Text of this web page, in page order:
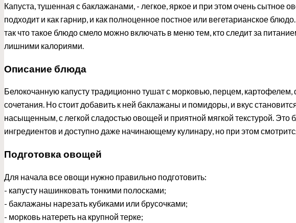
Капуста, тушенная с баклажанами, - легкое, яркое и при этом очень сытное
подходит и как гарнир, и как полноценное постное или вегетарианское
так что такое блюдо смело можно включать в меню тем, кто следит за
лишними калориями.
Описание блюда
Белокочанную капусту традиционно тушат с морковью, перцем,
сочетания. Но стоит добавить к ней баклажаны и помидоры, и вкус
насыщенным, с легкой сладостью овощей и приятной мягкой текстурой. Это
ингредиентов и доступно даже начинающему кулинару, но при этом
Подготовка овощей
Для начала все овощи нужно правильно подготовить:
- капусту нашинковать тонкими полосками;
- баклажаны нарезать кубиками или брусочками;
- морковь натереть на крупной терке;